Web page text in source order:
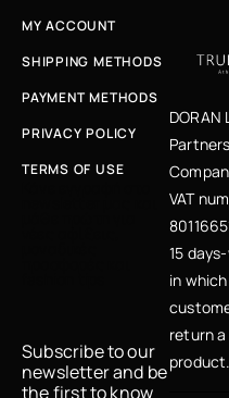
MY ACCOUNT
SHIPPING METHODS
PAYMENT METHODS
PRIVACY POLICY
TERMS OF USE
Subscribe to our
newsletter and be
the first to know
DORAN
VAT
15
in which
return a
product.